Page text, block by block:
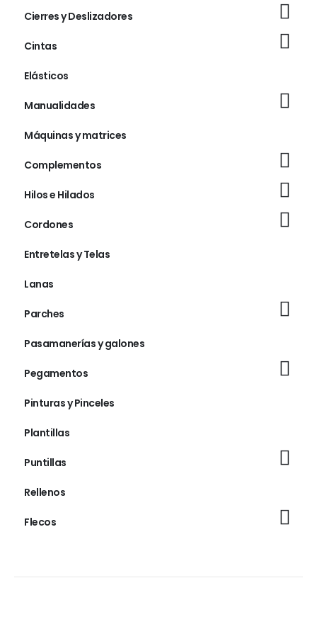
Cierres y Deslizadores
Cintas
Elásticos
Manualidades
Máquinas y matrices
Complementos
Hilos e Hilados
Cordones
Entretelas y Telas
Lanas
Parches
Pasamanerías y galones
Pegamentos
Pinturas y Pinceles
Plantillas
Puntillas
Rellenos
Flecos